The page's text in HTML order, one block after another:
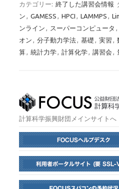
カテゴリー: 終了した講習会情報
ン , GAMESS , HPCI , LAMMPS ,
ンライン , スーパーコンピュータ ,
オン , 分子動力学法, 基礎 , 実習 ,
算, 統計力学, 計算化学, 講習会 ,
計算科学振興財団メインサイトへ